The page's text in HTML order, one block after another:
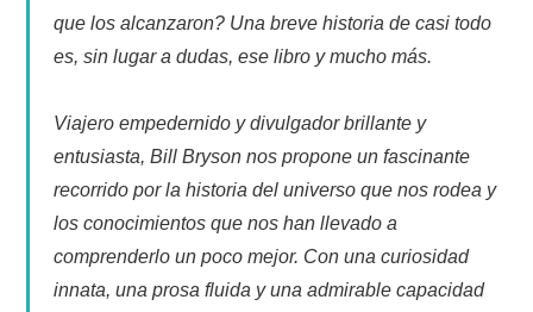
que los alcanzaron? Una breve historia de casi todo
es, sin lugar a dudas, ese libro y mucho más.
Viajero empedernido y divulgador brillante y
entusiasta, Bill Bryson nos propone un fascinante
recorrido por la historia del universo que nos rodea y
los conocimientos que nos han llevado a
comprenderlo un poco mejor. Con una curiosidad
innata, una prosa fluida y una admirable capacidad